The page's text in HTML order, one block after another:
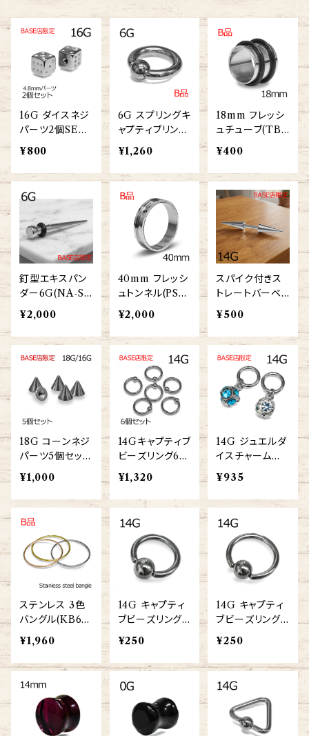
16G ダイスネジ
パーツ2個SET
(TH-SB020-D
ICE-16G-SS)
¥800
6G スプリングキ
ャプティブリング
(BC-SP007-12
-6G-SS)
¥1,260
18mm フレッシ
ュチューブ(TB-
ST002-26-18
M-SS)
¥400
釘型エキスパン
ダー6G(NA-ST
001-5-6G-SS)
¥2,000
40mm フレッシ
ュトンネル(PSS
CR-40M-SS)
¥2,000
スパイク付きス
トレートバーベ
ル 14G (BB-ST
028-31-14G-S
S)
¥500
18G コーンネジ
パーツ5個セット
(TH-SB002-C
ONE-SS)
¥1,000
14Gキャプティブ
ビーズリング6個
セット(BC-ST0
01-14G-6SET)
¥1,320
14G ジュエルダ
イスチャーム付
きワンタッチセグ
メント(RSQ-04
36-14G-SS)
¥935
ステンレス 3色
バングル(KB631
48-LO-SGR)
¥1,960
14G キャプティ
ブビーズリング
(BC-ST001-14
G-SS)
¥250
14G キャプティ
ブビーズリング
(BC-ST001-14
G-SS)
¥250